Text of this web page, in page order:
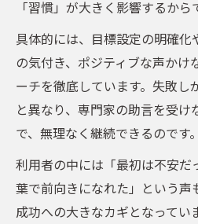
「習慣」が大きく影響するから
具体的には、目標設定の明確
の気付き、ポジティブな声かけ
ーチを徹底しています。失敗し
と異なり、専門家の助言を受け
で、無理なく継続できるのです。
利用者の中には「最初は不安
葉で前向きになれた」という声
成功への大きなカギとなってい